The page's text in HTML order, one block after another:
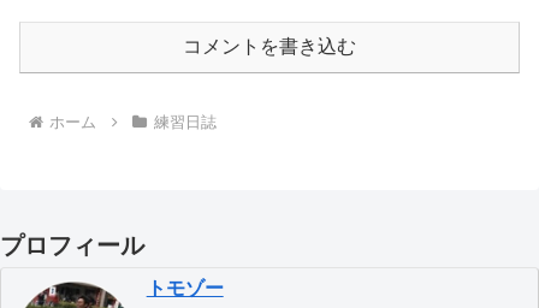
コメントを書き込む
ホーム 練習日誌
プロフィール
トモゾー